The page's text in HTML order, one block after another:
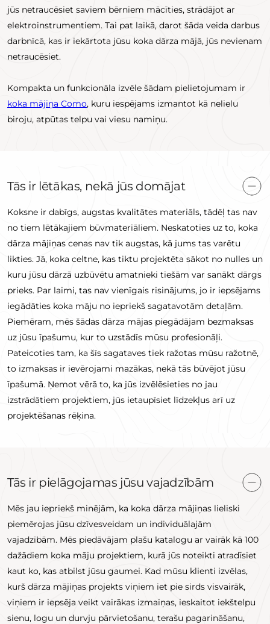
jūs netraucēsiet saviem bērniem mācīties, strādājot ar
elektroinstrumentiem. Tai pat laikā, darot šāda veida darbus
darbnīcā, kas ir iekārtota jūsu koka dārza mājā, jūs nevienam
netraucēsiet.
Kompakta un funkcionāla izvēle šādam pielietojumam ir
koka mājiņa Como, kuru iespējams izmantot kā nelielu
biroju, atpūtas telpu vai viesu namiņu.
Tās ir lētākas, nekā jūs domājat
Koksne ir dabīgs, augstas kvalitātes materiāls, tādēļ tas nav
no tiem lētākajiem būvmateriāliem. Neskatoties uz to, koka
dārza mājiņas cenas nav tik augstas, kā jums tas varētu
likties. Jā, koka celtne, kas tiktu projektēta sākot no nulles un
kuru jūsu dārzā uzbūvētu amatnieki tiešām var sanākt dārgs
prieks. Par laimi, tas nav vienīgais risinājums, jo ir iepsējams
iegādāties koka māju no iepriekš sagatavotām detaļām.
Piemēram, mēs šādas dārza mājas piegādājam bezmaksas
uz jūsu īpašumu, kur to uzstādīs mūsu profesionāļi.
Pateicoties tam, ka šīs sagataves tiek ražotas mūsu ražotnē,
to izmaksas ir ievērojami mazākas, nekā tās būvējot jūsu
īpašumā. Ņemot vērā to, ka jūs izvēlēsieties no jau
izstrādātiem projektiem, jūs ietaupīsiet līdzekļus arī uz
projektēšanas rēķina.
Tās ir pielāgojamas jūsu vajadzībām
Mēs jau iepriekš minējām, ka koka dārza mājiņas lieliski
piemērojas jūsu dzīvesveidam un individuālajām
vajadzībām. Mēs piedāvājam plašu katalogu ar vairāk kā 100
dažādiem koka māju projektiem, kurā jūs noteikti atradīsiet
kaut ko, kas atbilst jūsu gaumei. Kad mūsu klienti izvēlas,
kurš dārza mājiņas projekts viņiem iet pie sirds visvairāk,
viņiem ir iepsēja veikt vairākas izmaiņas, ieskaitot iekštelpu
sienu, logu un durvju pārvietošanu, terašu pagarināšanu,